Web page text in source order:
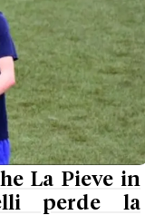
La Pieve in
perde la